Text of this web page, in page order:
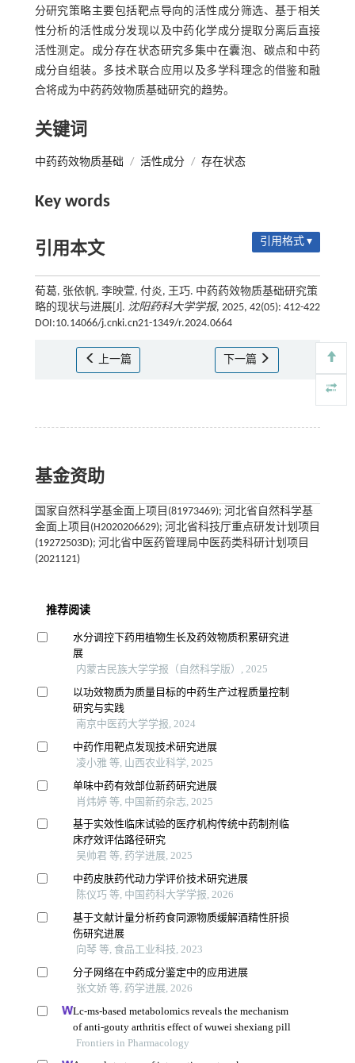
分研究策略主要包括靶点导向的活性成分筛选、基于相关
性分析的活性成分发现以及中药化学成分提取分离后直接
活性测定。成分存在状态研究多集中在囊泡、碳点和中药
成分自组装。多技术联合应用以及多学科理念的借鉴和融
合将成为中药药效物质基础研究的趋势。
关键词
中药药效物质基础 / 活性成分 / 存在状态
Key words
引用本文 引用格式 ▾
荀葛, 张依帆, 李映萱, 付炎, 王巧. 中药药效物质基础研究策
略的现状与进展[J]. 沈阳药科大学学报, 2025, 42(05): 412-422
DOI:10.14066/j.cnki.cn21-1349/r.2024.0664
上一篇 下一篇
基金资助
国家自然科学基金面上项目(81973469); 河北省自然科学基
金面上项目(H2020206629); 河北省科技厅重点研发计划项目
(19272503D); 河北省中医药管理局中医药类科研计划项目
(2021121)